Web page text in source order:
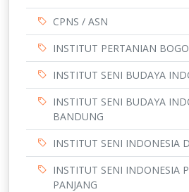
CPNS / ASN
INSTITUT PERTANIAN
INSTITUT SENI BUDAYA
INSTITUT SENI BUDAYA
BANDUNG
INSTITUT SENI INDONESIA
INSTITUT SENI INDONESIA
PANJANG